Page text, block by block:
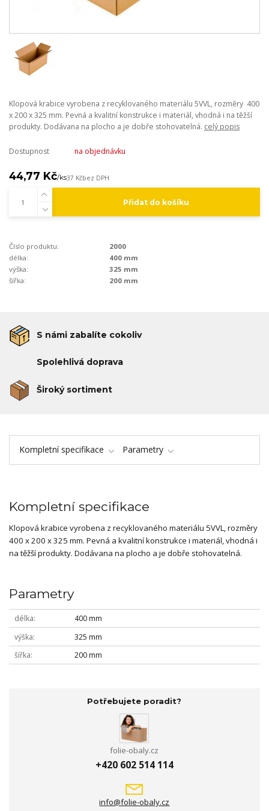
Klopová krabice vyrobena z recyklovaného materiálu 5VVL, rozměry 400
x 200 x 325 mm. Pevná a kvalitní konstrukce i materiál, vhodná i na těžší
produkty. Dodávana na plocho a je dobře stohovatelná. celý popis
Dostupnost na objednávku
44,77 Kč/ks37 Kčbez DPH
Přidat do košíku
Číslo produktu:
2000
délka:
400 mm
výška:
325 mm
šířka:
200 mm
S námi zabalíte cokoliv
Spolehlivá doprava
Široký sortiment
Kompletní specifikace Parametry
Kompletní specifikace
Klopová krabice vyrobena z recyklovaného materiálu 5VVL, rozměry
400 x 200 x 325 mm. Pevná a kvalitní konstrukce i materiál, vhodná i
na těžší produkty. Dodávana na plocho a je dobře stohovatelná.
Parametry
délka
400 mm
výška
325 mm
šířka
200 mm
Potřebujete poradit?
folie-obaly.cz
+420 602 514 114
info@folie-obaly.cz